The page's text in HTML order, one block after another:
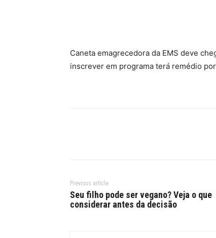
Caneta emagrecedora da EMS deve
inscrever em programa terá remédio
Previous article
Seu filho pode ser vegano? Veja o que
considerar antes da decisão